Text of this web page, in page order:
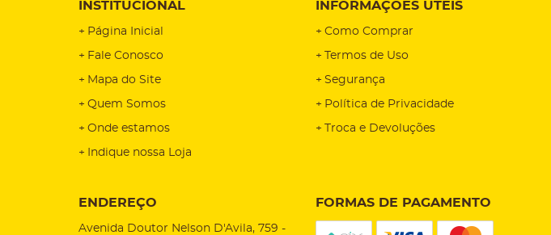
INSTITUCIONAL
Página Inicial
Fale Conosco
Mapa do Site
Quem Somos
Onde estamos
Indique nossa Loja
INFORMAÇÕES ÚTEIS
Como Comprar
Termos de Uso
Segurança
Política de Privacidade
Troca e Devoluções
ENDEREÇO
Avenida Doutor Nelson D'Avila, 759 -
FORMAS DE PAGAMENTO